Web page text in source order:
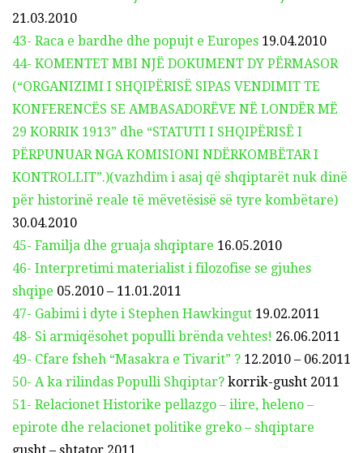
21.03.2010
43- Raca e bardhe dhe popujt e Europes 19.04.2010
44- KOMENTET MBI NJË DOKUMENT DY PËRMASOR
(“ORGANIZIMI I SHQIPËRISË SIPAS VENDIMIT TE
KONFERENCËS SE AMBASADORËVE NË LONDËR MË
29 KORRIK 1913” dhe “STATUTI I SHQIPËRISË I
PËRPUNUAR NGA KOMISIONI NDËRKOMBËTAR I
KONTROLLIT”.)(vazhdim i asaj që shqiptarët nuk dinë
për historinë reale të mëvetësisë së tyre kombëtare)
30.04.2010
45- Familja dhe gruaja shqiptare 16.05.2010
46- Interpretimi materialist i filozofise se gjuhes
shqipe 05.2010 – 11.01.2011
47- Gabimi i dyte i Stephen Hawkingut 19.02.2011
48- Si armiqësohet populli brënda vehtes! 26.06.2011
49- Cfare fsheh “Masakra e Tivarit” ? 12.2010 – 06.2011
50- A ka rilindas Populli Shqiptar? korrik-gusht 2011
51- Relacionet Historike pellazgo – ilire, heleno –
epirote dhe relacionet politike greko – shqiptare
gusht – shtator 2011